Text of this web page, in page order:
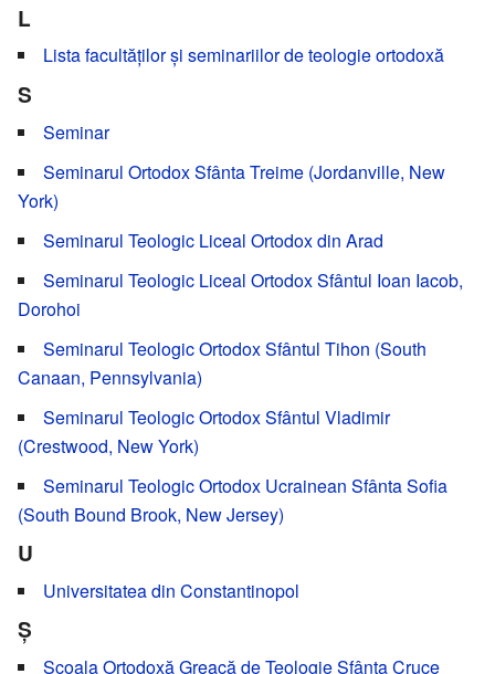
L
Lista facultăților și seminariilor de teologie ortodoxă
S
Seminar
Seminarul Ortodox Sfânta Treime (Jordanville, New
York)
Seminarul Teologic Liceal Ortodox din Arad
Seminarul Teologic Liceal Ortodox Sfântul Ioan Iacob,
Dorohoi
Seminarul Teologic Ortodox Sfântul Tihon (South
Canaan, Pennsylvania)
Seminarul Teologic Ortodox Sfântul Vladimir
(Crestwood, New York)
Seminarul Teologic Ortodox Ucrainean Sfânta Sofia
(South Bound Brook, New Jersey)
U
Universitatea din Constantinopol
Ș
Școala Ortodoxă Greacă de Teologie Sfânta Cruce